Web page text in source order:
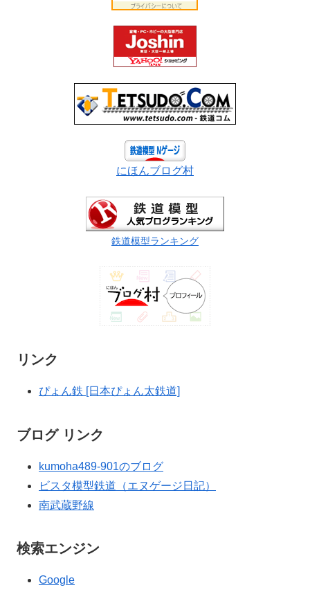
にほんブログ村
鉄道模型ランキング
リンク
ぴょん鉄 [日本ぴょん太鉄道]
ブログ リンク
kumoha489-901のブログ
ビスタ模型鉄道（エヌゲージ日記）
南武蔵野線
検索エンジン
Google